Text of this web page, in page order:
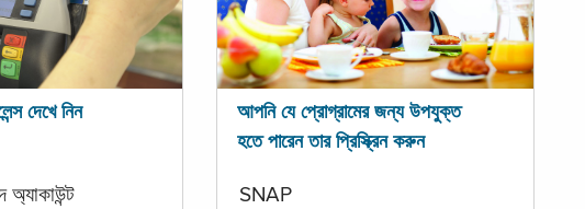
দেখে নিন
আপনি যে প্রোগ্রামের জন্য উপযুক্ত
হতে পারেন তার প্রিস্ক্রিন করুন
SNAP